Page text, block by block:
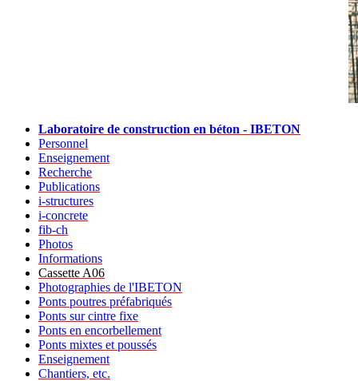
Laboratoire de construction en béton - IBETON
Personnel
Enseignement
Recherche
Publications
i-structures
i-concrete
fib-ch
Photos
Informations
Cassette A06
Photographies de l'IBETON
Ponts poutres préfabriqués
Ponts sur cintre fixe
Ponts en encorbellement
Ponts mixtes et poussés
Enseignement
Chantiers, etc.